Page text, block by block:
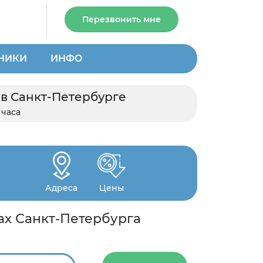
Перезвонить мне
ИНФО
Санкт-Петербурге
Адреса Цены
Санкт-Петербурга